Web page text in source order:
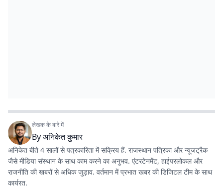
लेखक के बारे में
Byअनिकेत कुमार
अनिकेत बीते 4 सालों से पत्रकारिता में सक्रिय हैं. राजस्थान पत्रिका और न्यूजट्रैक
जैसे मीडिया संस्थान के साथ काम करने का अनुभव. एंटरटेनमेंट, हाईपरलोकल और
राजनीति की खबरों से अधिक जुड़ाव. वर्तमान में प्रभात खबर की डिजिटल टीम के साथ
कार्यरत.